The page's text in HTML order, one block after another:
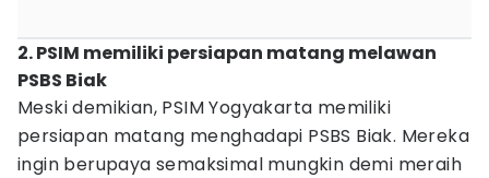
2. PSIM memiliki persiapan matang melawan
PSBS Biak
Meski demikian, PSIM Yogyakarta memiliki
persiapan matang menghadapi PSBS Biak. Mereka
ingin berupaya semaksimal mungkin demi meraih